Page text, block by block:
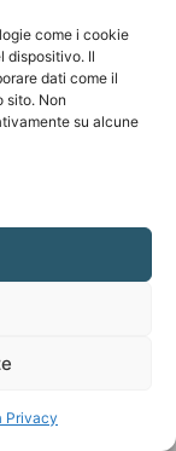
come i cookie
dispositivo. Il
dati come il
sito. Non
su alcune
Privacy